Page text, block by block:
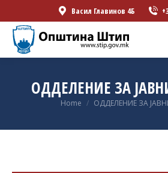
Васил Главинов 4Б
ОДДЕЛЕНИЕ ЗА
You are here:
Home ОДДЕЛЕНИЕ ЗА